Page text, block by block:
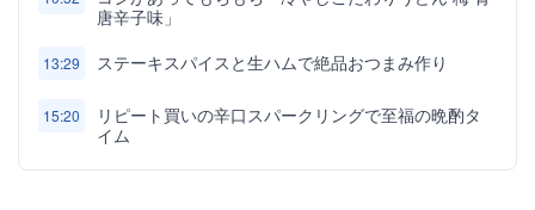
唐辛子味」
13:29 ステーキスパイスと生ハムで絶品おつまみ作り
15:20
リピート買いの辛口スパークリングで至福の晩酌タ
イム